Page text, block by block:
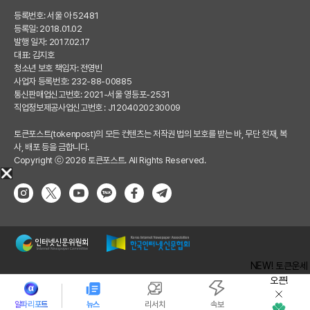
알파리포트 뉴스 리서치 속보
NEW! 토큰운세
오픈!
등록번호: 서울 아 52481
등록일: 2018.01.02
발행 일자: 2017.02.17
대표: 김지호
청소년 보호 책임자: 전영빈
사업자 등록번호: 232-88-00885
통신판매업신고번호: 2021-서울 영등포-2531
직업정보제공사업신고번호 : J1204020230009
토큰포스트(tokenpost)의 모든 컨텐츠는 저작권 법의 보호를 받는 바, 무단 전재, 복
사, 배포 등을 금합니다.
Copyright ⓒ 2026 토큰포스트. All Rights Reserved.